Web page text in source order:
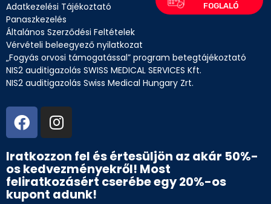
Adatkezelési Tájékoztató
Panaszkezelés
Általános Szerződési Feltételek
Vérvételi beleegyező nyilatkozat
„Fogyás orvosi támogatással” program betegtájékoztató
NIS2 auditigazolás SWISS MEDICAL SERVICES Kft.
NIS2 auditigazolás Swiss Medical Hungary Zrt.
Iratkozzon fel és értesüljön az akár 50%-
os kedvezményekről! Most
feliratkozásért cserébe egy 20%-os
kupont adunk!